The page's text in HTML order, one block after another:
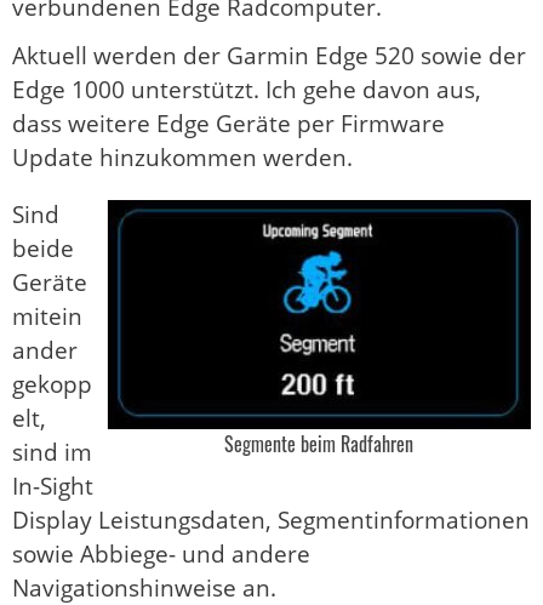
verbundenen Edge Radcomputer.
Aktuell werden der Garmin Edge 520 sowie der
Edge 1000 unterstützt. Ich gehe davon aus,
dass weitere Edge Geräte per Firmware
Update hinzukommen werden.
Segmente beim Radfahren
Sind
beide
Geräte
mitein
ander
gekopp
elt,
sind im
In-Sight
Display Leistungsdaten, Segmentinformationen
sowie Abbiege- und andere
Navigationshinweise an.